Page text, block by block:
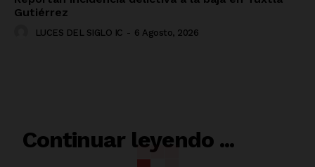
Gutiérrez
LUCES DEL SIGLO IC - 6 Agosto, 2026
Continuar leyendo ...
RELACIONADO